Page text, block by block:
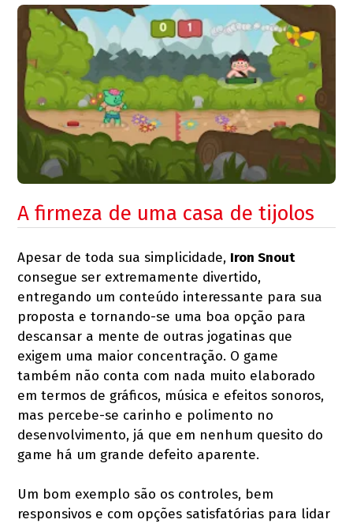
A firmeza de uma casa de tijolos
Apesar de toda sua simplicidade, Iron Snout
consegue ser extremamente divertido,
entregando um conteúdo interessante para sua
proposta e tornando-se uma boa opção para
descansar a mente de outras jogatinas que
exigem uma maior concentração. O game
também não conta com nada muito elaborado
em termos de gráficos, música e efeitos sonoros,
mas percebe-se carinho e polimento no
desenvolvimento, já que em nenhum quesito do
game há um grande defeito aparente.
Um bom exemplo são os controles, bem
responsivos e com opções satisfatórias para lidar